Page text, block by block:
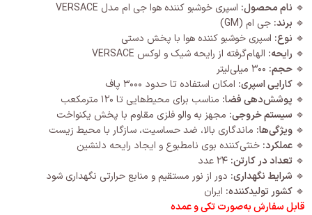
🔹 نام محصول: اسپری خوشبو کننده هوا جی ام مدل VERSACE
🔹 برند: جی ام (GM)
🔹 نوع: اسپری خوشبو کننده هوا با پخش دستی
🔹 رایحه: الهام‌گرفته از رایحه شیک و لوکس VERSACE
🔹 حجم:
🔹 کارایی اسپری: امکان استفاده تا حدود ۳۰۰۰ پاف
🔹 پوشش‌دهی فضا: مناسب برای محیط‌هایی تا ۱۲۰ مترمکعب
🔹 سیستم خروجی: مجهز به والو فلزی مقاوم با پخش یکنواخت
🔹 ویژگی‌ها: ماندگاری بالا، ضد حساسیت، سازگار با محیط زیست
🔹 عملکرد: خنثی‌کننده بوی نامطبوع و ایجاد رایحه دلنشین
🔹 تعداد در کارتن:
🔹 شرایط نگهداری: دور از نور مستقیم و منابع حرارتی نگهداری شود
🔹 کشور تولیدکننده: ایران
قابل سفارش به‌صورت تکی و عمده